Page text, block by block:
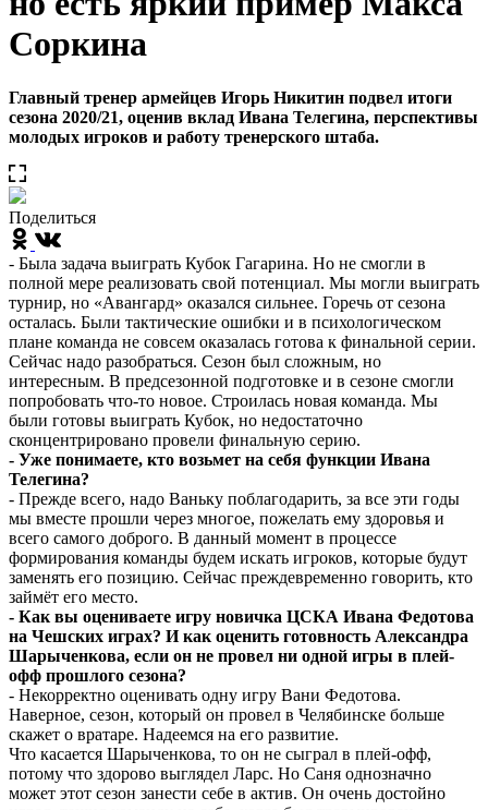
Соркина
Главный тренер армейцев Игорь Никитин подвел итоги
сезона 2020/21, оценив вклад Ивана Телегина, перспективы
молодых игроков и работу тренерского штаба.
Поделиться
- Была задача выиграть Кубок Гагарина. Но не смогли в
полной мере реализовать свой потенциал. Мы могли выиграть
турнир, но «Авангард» оказался сильнее. Горечь от сезона
осталась. Были тактические ошибки и в психологическом
плане команда не совсем оказалась готова к финальной серии.
Сейчас надо разобраться. Сезон был сложным, но
интересным. В предсезонной подготовке и в сезоне смогли
попробовать что-то новое. Строилась новая команда. Мы
были готовы выиграть Кубок, но недостаточно
сконцентрировано провели финальную серию.
- Уже понимаете, кто возьмет на себя функции Ивана
Телегина?
- Прежде всего, надо Ваньку поблагодарить, за все эти годы
мы вместе прошли через многое, пожелать ему здоровья и
всего самого доброго. В данный момент в процессе
формирования команды будем искать игроков, которые будут
заменять его позицию. Сейчас преждевременно говорить, кто
займёт его место.
- Как вы оцениваете игру новичка ЦСКА Ивана Федотова
на Чешских играх? И как оценить готовность Александра
Шарыченкова, если он не провел ни одной игры в плей-
офф прошлого сезона?
- Некорректно оценивать одну игру Вани Федотова.
Наверное, сезон, который он провел в Челябинске больше
скажет о вратаре. Надеемся на его развитие.
Что касается Шарыченкова, то он не сыграл в плей-офф,
потому что здорово выглядел Ларс. Но Саня однозначно
может этот сезон занести себе в актив. Он очень достойно